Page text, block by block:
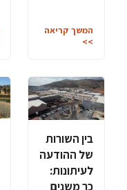
המשך קריאה
>>
בין השורות
של ההודעה
לעיתונות:
כך משנים